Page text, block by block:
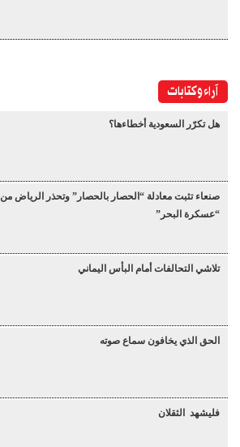
آراء وكتابات
هل تكرّر السعودية أخطاءها؟
صنعاء تثبت معادلة “الحصار بالحصار” وتحذر الرياض من
“عسكرة البحر”
تلاشي التحالفات أمام البأس اليماني
الحق الذي يخافون سماع صوته
فليشهد الثقلان